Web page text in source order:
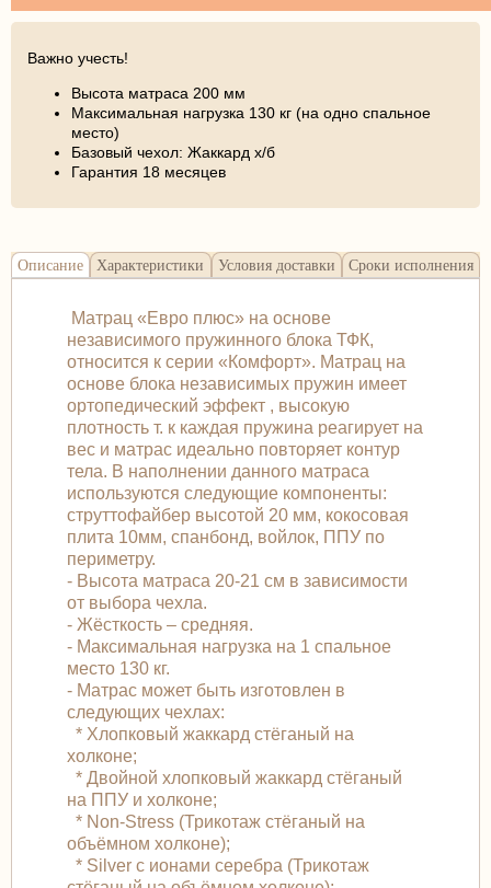
Важно учесть!
Высота матраса 200 мм
Максимальная нагрузка 130 кг (на одно спальное
место)
Базовый чехол: Жаккард х/б
Гарантия 18 месяцев
Описание Характеристики Условия доставки Сроки исполнения
Матрац «Евро плюс» на основе
независимого пружинного блока ТФК,
относится к серии «Комфорт». Матрац на
основе блока независимых пружин имеет
ортопедический эффект , высокую
плотность т. к каждая пружина реагирует на
вес и матрас идеально повторяет контур
тела. В наполнении данного матраса
используются следующие компоненты:
струттофайбер высотой 20 мм, кокосовая
плита 10мм, спанбонд, войлок, ППУ по
периметру.
- Высота матраса 20-21 см в зависимости
от выбора чехла.
- Жёсткость – средняя.
- Максимальная нагрузка на 1 спальное
место 130 кг.
- Матрас может быть изготовлен в
следующих чехлах:
* Хлопковый жаккард стёганый на
холконе;
* Двойной хлопковый жаккард стёганый
на ППУ и холконе;
* Non-Stress (Трикотаж стёганый на
объёмном холконе);
* Silver с ионами серебра (Трикотаж